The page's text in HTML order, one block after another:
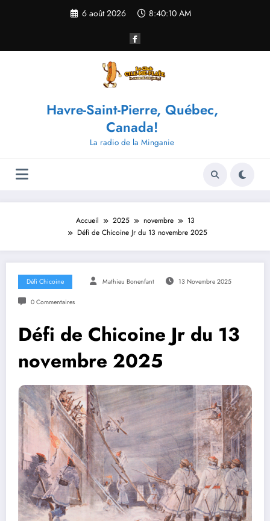
6 août 2026 8:40:11 AM
Havre-Saint-Pierre, Québec,
Canada!
La radio de la Minganie
Accueil 2025 novembre
13
Défi de Chicoine Jr du 13 novembre 2025
Défi Chicoine Mathieu Bonenfant 13 Novembre 2025
0 Commentaires
Défi de Chicoine Jr du 13
novembre 2025